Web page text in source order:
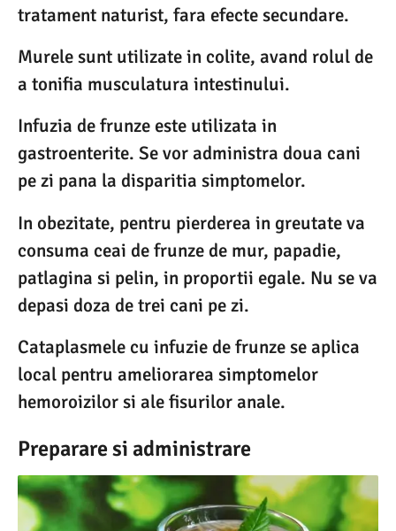
tratament naturist, fara efecte secundare.
Murele sunt utilizate in colite, avand rolul de
a tonifia musculatura intestinului.
Infuzia de frunze este utilizata in
gastroenterite. Se vor administra doua cani
pe zi pana la disparitia simptomelor.
In obezitate, pentru pierderea in greutate va
consuma ceai de frunze de mur, papadie,
patlagina si pelin, in proportii egale. Nu se va
depasi doza de trei cani pe zi.
Cataplasmele cu infuzie de frunze se aplica
local pentru ameliorarea simptomelor
hemoroizilor si ale fisurilor anale.
Preparare si administrare